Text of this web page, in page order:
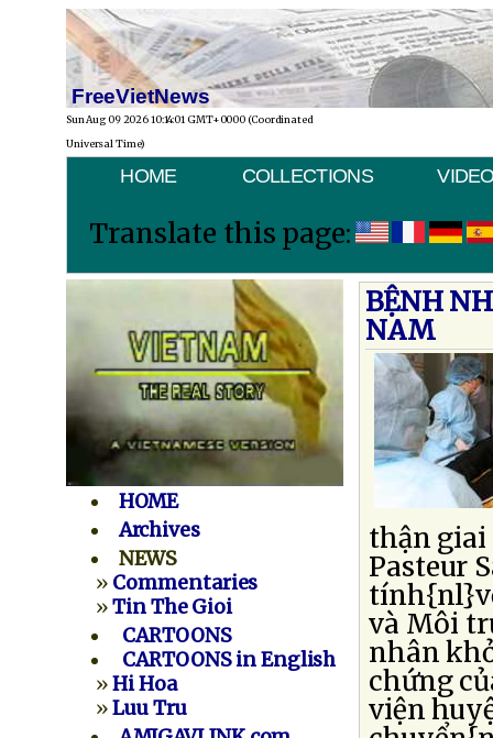
FreeVietNews
Sun Aug 09 2026 10:14:01 GMT+0000 (Coordinated
Universal Time)
HOME COLLECTIONS
Translate this page:
HOME
Archives
NEWS
» Commentaries
»Tin The Gioi
CARTOONS
CARTOONS in English
»Hi Hoa
»Luu Tru
BỆNH
NAM
thận giai
Pasteur
và Môi
nhân
chứng
viện